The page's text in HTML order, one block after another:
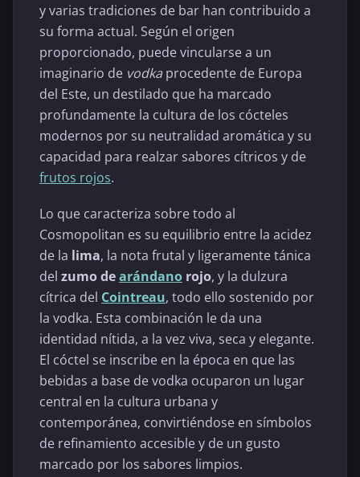
y varias tradiciones de bar han contribuido a
su forma actual. Según el origen
proporcionado, puede vincularse a un
imaginario de vodka procedente de Europa
del Este, un destilado que ha marcado
profundamente la cultura de los cócteles
modernos por su neutralidad aromática y su
capacidad para realzar sabores cítricos y de
frutos rojos.
Lo que caracteriza sobre todo al
Cosmopolitan es su equilibrio entre la acidez
de la lima, la nota frutal y ligeramente tánica
del zumo dearándano rojo, y la dulzura
cítrica del Cointreau, todo ello sostenido por
la vodka. Esta combinación le da una
identidad nítida, a la vez viva, seca y elegante.
El cóctel se inscribe en la época en que las
bebidas a base de vodka ocuparon un lugar
central en la cultura urbana y
contemporánea, convirtiéndose en símbolos
de refinamiento accesible y de un gusto
marcado por los sabores limpios.